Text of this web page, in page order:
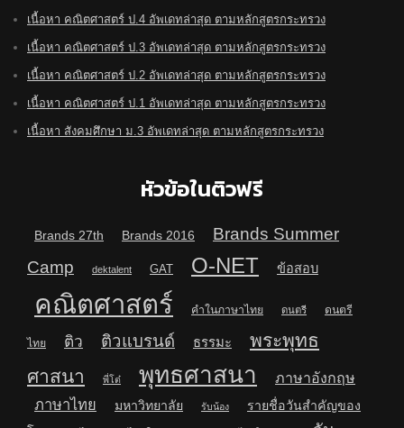
เนื้อหา คณิตศาสตร์ ป.4 อัพเดทล่าสุด ตามหลักสูตรกระทรวง
เนื้อหา คณิตศาสตร์ ป.3 อัพเดทล่าสุด ตามหลักสูตรกระทรวง
เนื้อหา คณิตศาสตร์ ป.2 อัพเดทล่าสุด ตามหลักสูตรกระทรวง
เนื้อหา คณิตศาสตร์ ป.1 อัพเดทล่าสุด ตามหลักสูตรกระทรวง
เนื้อหา สังคมศึกษา ม.3 อัพเดทล่าสุด ตามหลักสูตรกระทรวง
หัวข้อในติวฟรี
Brands 27th Brands 2016
Brands Summer
Camp
dektalent GAT O-NET ข้อสอบ
คณิตศาสตร์ คำในภาษาไทย ดนตรี ดนตรี
ไทย ติว ติวแบรนด์ ธรรมะ
พระพุทธ
ศาสนา
พี่โต๋ พุทธศาสนา ภาษาอังกฤษ
ภาษาไทย มหาวิทยาลัย รับน้อง
รายชื่อวันสำคัญของ